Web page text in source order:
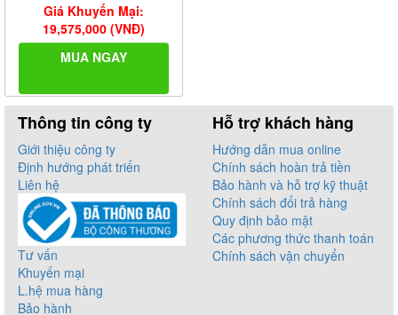
Giá Khuyến Mại:
19,575,000 (VNĐ)
MUA NGAY
Thông tin công ty
Giới thiệu công ty
Định hướng phát triển
Liên hệ
Tư vấn
Khuyến mại
L.hệ mua hàng
Bảo hành
Hỗ trợ khách hàng
Hướng dẫn mua online
Chính sách hoàn trả tiền
Bảo hành và hỗ trợ kỹ thuật
Chính sách đổi trả hàng
Quy định bảo mật
Các phương thức thanh toán
Chính sách vận chuyển